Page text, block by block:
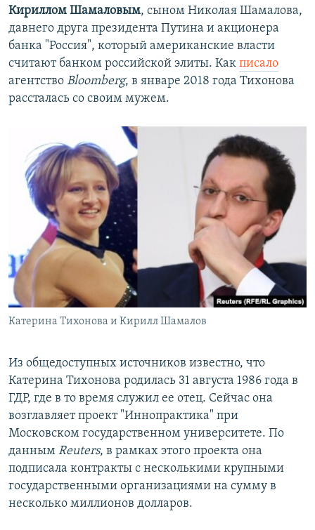
Кириллом Шамаловым, сыном Николая Шамалова,
давнего друга президента Путина и акционера
банка "Россия", который американские власти
считают банком российской элиты. Как писало
агентство Bloomberg, в январе 2018 года Тихонова
рассталась со своим мужем.
Катерина Тихонова и Кирилл Шамалов
Из общедоступных источников известно, что
Катерина Тихонова родилась 31 августа 1986 года в
ГДР, где в то время служил ее отец. Сейчас она
возглавляет проект "Иннопрактика" при
Московском государственном университете. По
данным Reuters, в рамках этого проекта она
подписала контракты с несколькими крупными
государственными организациями на сумму в
несколько миллионов долларов.